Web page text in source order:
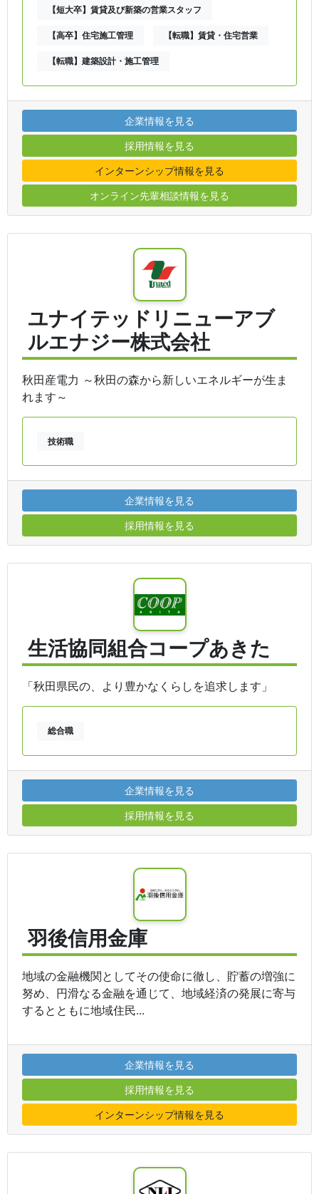
【短大卒】賃貸及び新築の営業スタッフ
【高卒】住宅施工管理 【転職】賃貸・住宅営業
【転職】建築設計・施工管理
企業情報を見る
採用情報を見る
インターンシップ情報を見る
オンライン先輩相談情報を見る
ユナイテッドリニューアブ
ルエナジー株式会社
秋田産電力 ～秋田の森から新しいエネルギーが生ま
れます～
技術職
企業情報を見る
採用情報を見る
生活協同組合コープあきた
「秋田県民の、より豊かなくらしを追求します」
総合職
企業情報を見る
採用情報を見る
羽後信用金庫
地域の金融機関としてその使命に徹し、貯蓄の増強に
努め、円滑なる金融を通じて、地域経済の発展に寄与
するとともに地域住民...
企業情報を見る
採用情報を見る
インターンシップ情報を見る